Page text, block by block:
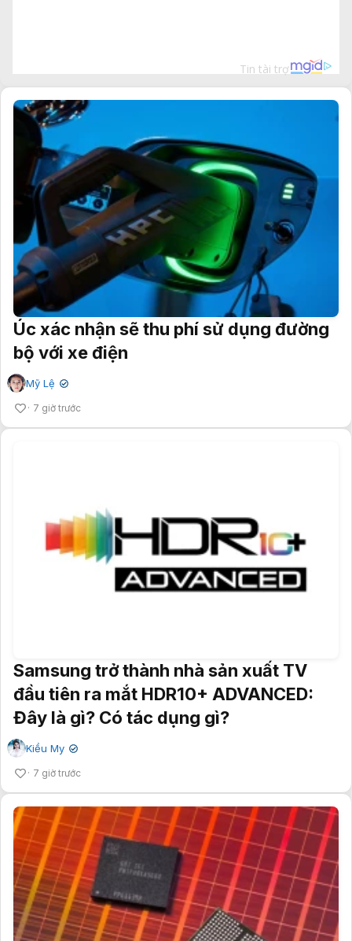
Úc xác nhận sẽ thu phí sử dụng đường
bộ với xe điện
Mỹ Lệ ✔
7 giờ trước
Samsung trở thành nhà sản xuất TV
đầu tiên ra mắt HDR10+ ADVANCED:
Đây là gì? Có tác dụng gì?
Kiều My ✔
7 giờ trước